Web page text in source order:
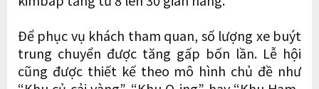
Để phục vụ khách tham quan, số lượng xe buýt
trung chuyển được tăng gấp bốn lần. Lễ hội
cũng được thiết kế theo mô hình chủ đề như